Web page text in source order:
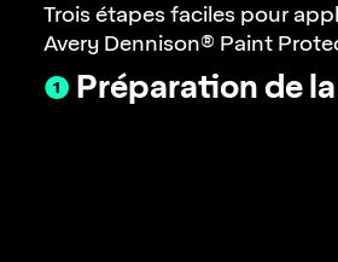
Trois étapes faciles pour
Avery Dennison® Paint
❶ Préparation de